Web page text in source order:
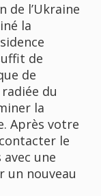
de l’Ukraine
la
de
de
du
la
Après votre
le
une
un nouveau